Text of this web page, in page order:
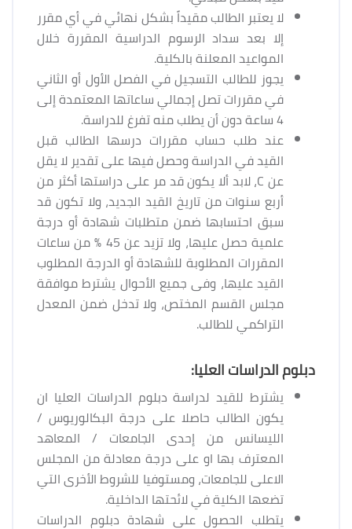
لا يعتبر الطالب مقيداً بشكل نهائي في أي مقرر
إلا بعد سداد الرسوم الدراسية المقررة خلال
المواعيد المعلنة بالكلية.
يجوز للطالب التسجيل في الفصل الأول أو الثاني
في مقررات تصل إجمالي ساعاتها المعتمدة إلى
4 ساعة دون أن يطلب منه تفرغ للدراسة.
عند طلب حساب مقررات درسها الطالب قبل
القيد في الدراسة وحصل فيها على تقدير لا يقل
عن C، لابد ألا يكون قد مر على دراستها أكثر من
أربع سنوات من تاريخ القيد الجديد، ولا تكون قد
سبق احتسابها ضمن متطلبات شهادة أو درجة
علمية حصل عليها، ولا تزيد عن 45 % من ساعات
المقررات المطلوبة للشهادة أو الدرجة المطلوب
القيد عليها، وفى جميع الأحوال يشترط موافقة
مجلس القسم المختص، ولا تدخل ضمن المعدل
التراكمي للطالب.
دبلوم الدراسات العليا:
يشترط للقيد لدراسة دبلوم الدراسات العليا ان
يكون الطالب حاصلا على درجة البكالوريوس /
الليسانس من إحدى الجامعات / المعاهد
المعترف بها او على درجة معادلة من المجلس
الاعلى للجامعات، ومستوفيا للشروط الأخرى التي
تضعها الكلية في لائحتها الداخلية.
يتطلب الحصول على شهادة دبلوم الدراسات